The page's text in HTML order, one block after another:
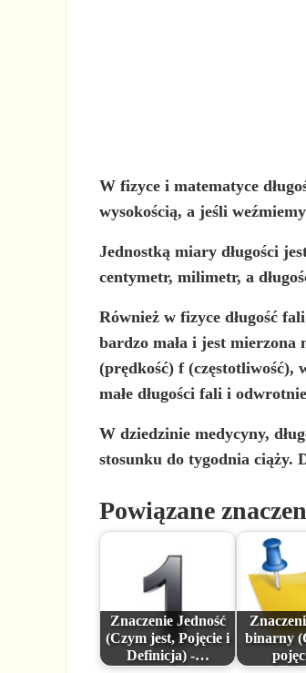
W fizyce i matematyce
wysokością, a jeśli
Jednostką miary długości
centymetr, milimetr, a
Również w fizycedługość fali
bardzo mała i jest mierzona
(prędkość) f (częstotliwość),
małe długości fali i
W dziedzinie medycyny,
stosunku do tygodnia ciąży.
Powiązane
Znaczenie Jedność
(Czym jest, Pojęcie i
Definicja) -…
binarny